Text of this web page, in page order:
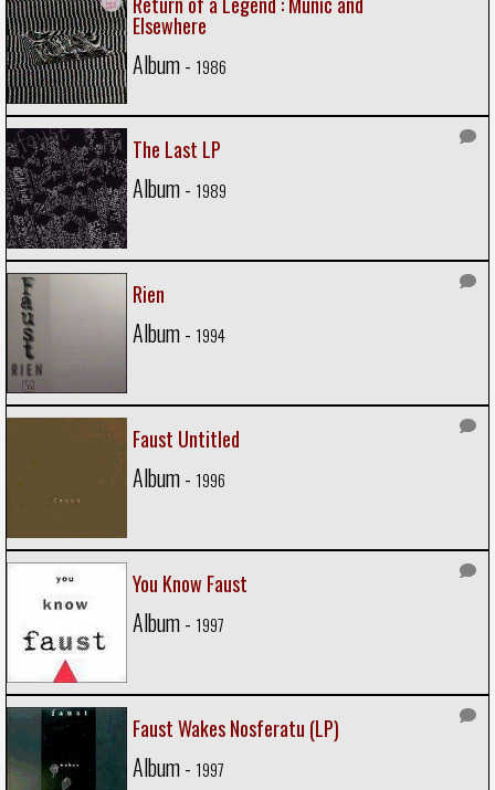
Elsewhere
Album - 1986
The Last LP
Album - 1989
Rien
Album - 1994
Faust Untitled
Album - 1996
You Know Faust
Album - 1997
Faust Wakes Nosferatu (LP)
Album - 1997